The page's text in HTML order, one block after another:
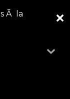
Ã la